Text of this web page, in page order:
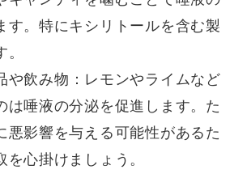
す。特にキシリトールを含む製
や飲み物 ：レモンやライムなど
は唾液の分泌を促進します。た
悪影響を与える可能性があるた
心掛けましょう。